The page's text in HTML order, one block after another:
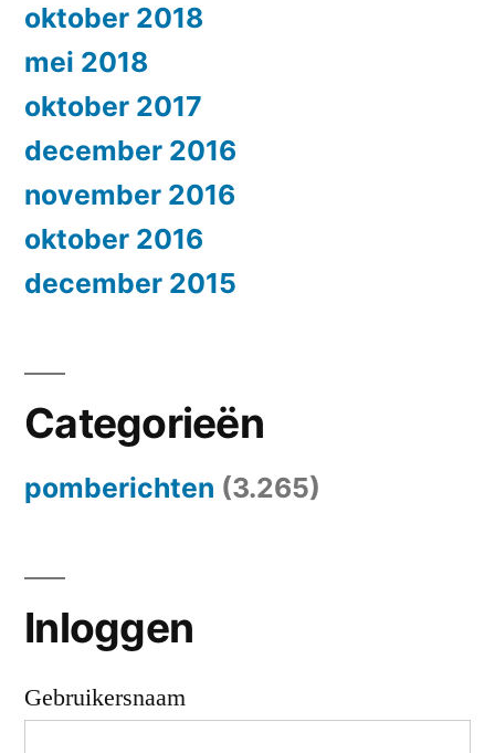
oktober 2018
mei 2018
oktober 2017
december 2016
november 2016
oktober 2016
december 2015
Categorieën
pomberichten (3.265)
Inloggen
Gebruikersnaam